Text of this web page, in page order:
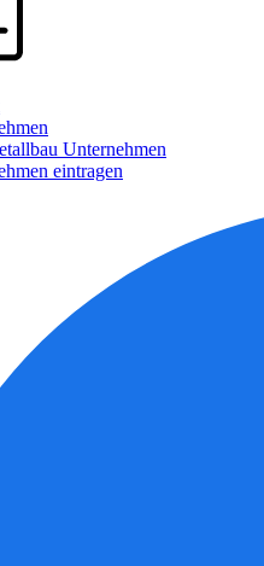
Unternehmen
eintragen